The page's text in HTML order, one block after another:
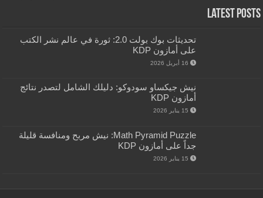
Latest Posts
تحديثات بوك بولت 2.0: ثورة في عالم نشر الكتب
على أمازون KDP
16 أبريل 2026
نيش جيكساو سودوكو: دليلك الشامل لتصدر نتائج
أمازون KDP
15 يناير 2026
Math Pyramid Puzzle: نيش مربح ومنافسة قليلة
جداً على أمازون KDP
15 يناير 2026